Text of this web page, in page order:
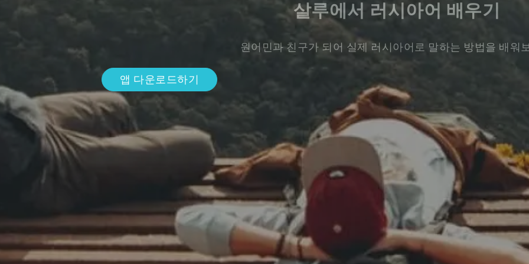
살루에서 러시아어 배우기
원어민과 친구가 되어 실제 러시아어로 말하는 방법을 배워
앱 다운로드하기